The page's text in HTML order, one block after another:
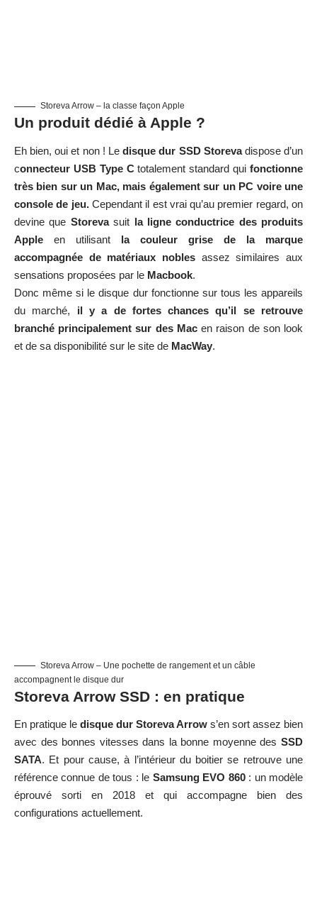
Storeva Arrow – la classe façon Apple
Un produit dédié à Apple ?
Eh bien, oui et non ! Ledisque dur SSD Storevadispose d’un
connecteur USB Type Ctotalement standard quifonctionne
très bien sur un Mac, mais également sur un PC voire une
console de jeu.Cependant il est vrai qu’au premier regard, on
devine que Storevasuit la ligne conductrice des produits
Apple en utilisant la couleur grise de la marque
accompagnée de matériaux nobles assez similaires aux
sensations proposées par le Macbook.
Donc même si le disque dur fonctionne sur tous les appareils
du marché, il y a de fortes chances qu’il se retrouve
branché principalement sur des Macen raison de son look
et de sa disponibilité sur le site de MacWay.
Storeva Arrow – Une pochette de rangement et un câble
accompagnent le disque dur
Storeva Arrow SSD : en pratique
En pratique le disque dur Storeva Arrow s’en sort assez bien
avec des bonnes vitesses dans la bonne moyenne des SSD
SATA. Et pour cause, à l’intérieur du boitier se retrouve une
référence connue de tous : le Samsung EVO 860: un modèle
éprouvé sorti en 2018 et qui accompagne bien des
configurations actuellement.